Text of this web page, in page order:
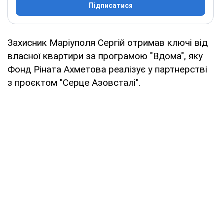
Підписатися
Захисник Маріуполя Сергій отримав ключі від
власної квартири за програмою "Вдома", яку
Фонд Ріната Ахметова реалізує у партнерстві
з проєктом "Серце Азовсталі".